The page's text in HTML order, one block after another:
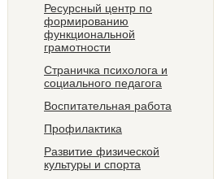
Ресурсный центр по
формированию
функциональной
грамотности
Страничка психолога и
социального педагога
Воспитательная работа
Профилактика
Развитие физической
культуры и спорта